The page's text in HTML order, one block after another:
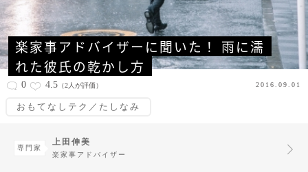
楽家事アドバイザーに聞いた！ 雨に濡
れた彼氏の乾かし方
0 4.5 （2人が評価） 2016.09.01
おもてなしテク／たしなみ
専門家
上田伸美
楽家事アドバイザー